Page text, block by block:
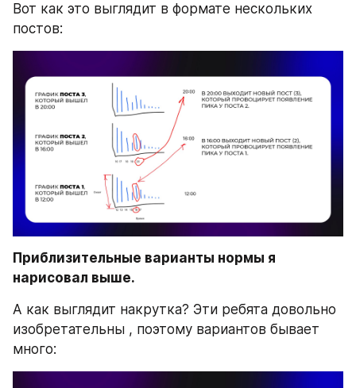
Вот как это выглядит в формате нескольких
постов:
Приблизительные варианты нормы я
нарисовал выше.
А как выглядит накрутка? Эти ребята довольно
изобретательны , поэтому вариантов бывает
много: